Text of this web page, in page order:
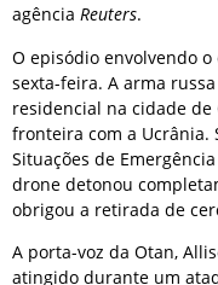
agência Reuters.
O episódio envolvendo
sexta-feira. A arma
residencial na cidade de
fronteira com a Ucrânia.
Situações de
drone detonou
obrigou a retirada de
A porta-voz da Otan,
atingido durante um